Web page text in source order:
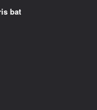
bat